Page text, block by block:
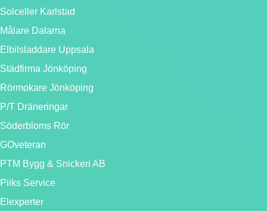
Solceller Karlstad
Målare Dalarna
Elbilsladdare Uppsala
Städfirma Jönköping
Rörmokare Jönköping
P/T Dräneringar
Söderbloms Rör
GOveteran
PTM Bygg & Snickeri AB
Piiks Service
Elexperter